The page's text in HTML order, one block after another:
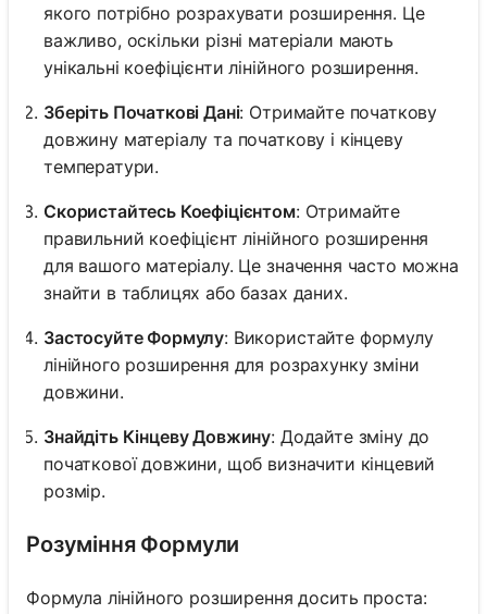
якого потрібно розрахувати розширення. Це
важливо, оскільки різні матеріали мають
унікальні коефіцієнти лінійного розширення.
Зберіть Початкові Дані: Отримайте початкову
довжину матеріалу та початкову і кінцеву
температури.
Скористайтесь Коефіцієнтом: Отримайте
правильний коефіцієнт лінійного розширення
для вашого матеріалу. Це значення часто можна
знайти в таблицях або базах даних.
Застосуйте Формулу: Використайте формулу
лінійного розширення для розрахунку зміни
довжини.
Знайдіть Кінцеву Довжину: Додайте зміну до
початкової довжини, щоб визначити кінцевий
розмір.
Розуміння Формули
Формула лінійного розширення досить проста: